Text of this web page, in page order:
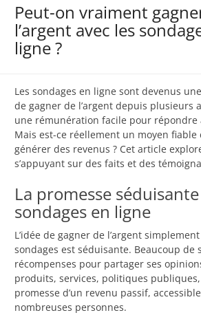
Peut-on vraiment
l’argent avec les
ligne ?
Les sondages en ligne sont devenus
de gagner de l’argent depuis plusieurs
une rémunération facile pour répondre
Mais est-ce réellement un moyen
générer des revenus ? Cet article
s’appuyant sur des faits et des
La promesse
sondages en ligne
L’idée de gagner de l’argent
sondages est séduisante. Beaucoup de
récompenses pour partager ses
produits, services, politiques
promesse d’un revenu passif,
nombreuses personnes.